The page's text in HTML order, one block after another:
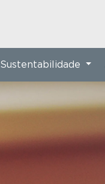
Sustentabilidade